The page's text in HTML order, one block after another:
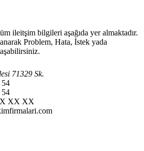
ileitşim bilgileri aşağıda yer almaktadır.
Problem, Hata, İstek yada
71329 Sk.
54
54
XX XX